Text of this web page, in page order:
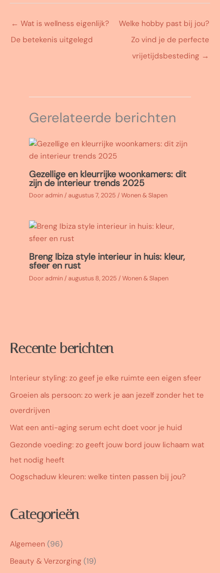
← Wat is wellness eigenlijk?
De betekenis uitgelegd
Welke hobby past bij jou?
Zo vind je de perfecte
vrijetijdsbesteding →
Gerelateerde berichten
Gezellige en kleurrijke woonkamers: dit
zijn de interieur trends 2025
Dooradmin /augustus 7, 2025 /Wonen & Slapen
Breng Ibiza style interieur in huis: kleur,
sfeer en rust
Dooradmin /augustus 8, 2025 /Wonen & Slapen
Recente berichten
Interieur styling: zo geef je elke ruimte een eigen sfeer
Groeien als persoon: zo werk je aan jezelf zonder het te
overdrijven
Wat een anti-aging serum echt doet voor je huid
Gezonde voeding: zo geeft jouw bord jouw lichaam wat
het nodig heeft
Oogschaduw kleuren: welke tinten passen bij jou?
Categorieën
Algemeen (96)
Beauty & Verzorging (19)